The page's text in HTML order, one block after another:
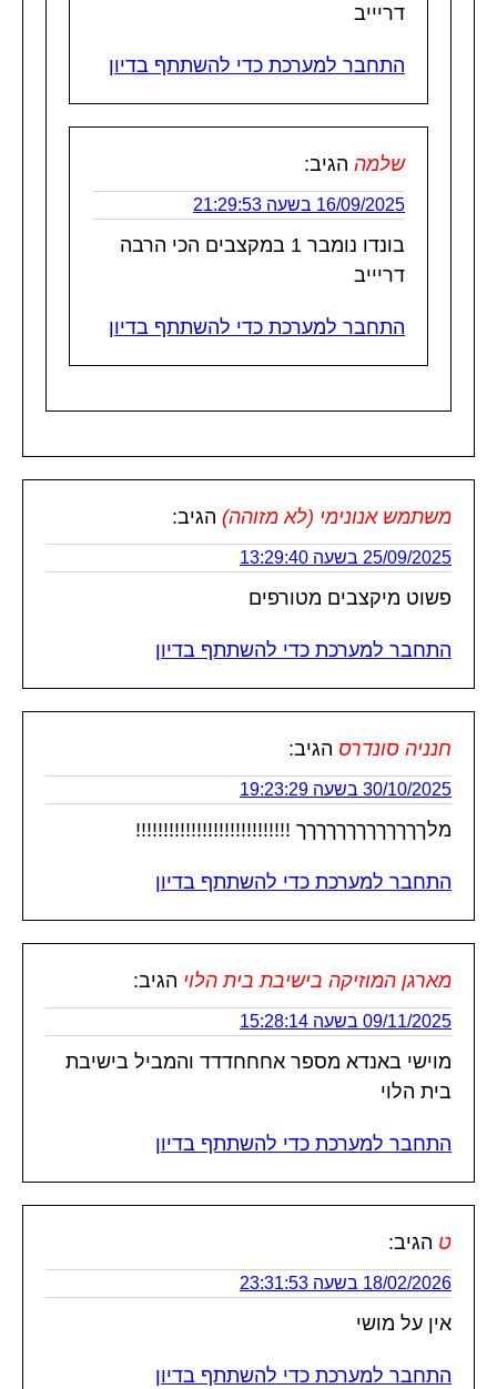
דריייב
התחבר למערכת כדי להשתתף בדיון
שלמה הגיב:
16/09/2025 בשעה 21:29:53
בונדו נומבר 1 במקצבים הכי הרבה
דריייב
התחבר למערכת כדי להשתתף בדיון
משתמש אנונימי (לא מזוהה) הגיב:
25/09/2025 בשעה 13:29:40
פשוט מיקצבים מטורפים
התחבר למערכת כדי להשתתף בדיון
חנניה סונדרס הגיב:
30/10/2025 בשעה 19:23:29
מלךךךךךךךךךךךךך !!!!!!!!!!!!!!!!!!!!!!!!!!!!
התחבר למערכת כדי להשתתף בדיון
מארגן המוזיקה בישיבת בית הלוי הגיב:
09/11/2025 בשעה 15:28:14
מוישי באנדא מספר אחחחדדד והמביל בישיבת
בית הלוי
התחבר למערכת כדי להשתתף בדיון
ט הגיב:
18/02/2026 בשעה 23:31:53
אין על מושי
התחבר למערכת כדי להשתתף בדיון